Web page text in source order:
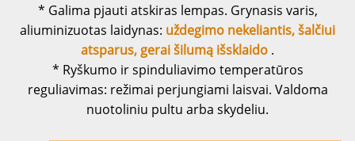
* Galima pjauti atskiras lempas. Grynasis varis,
aliuminizuotas laidynas: uždegimo nekeliantis, šalčiui
atsparus, gerai šilumą išsklaido .
* Ryškumo ir spinduliavimo temperatūros
reguliavimas: režimai perjungiami laisvai. Valdoma
nuotoliniu pultu arba skydeliu.